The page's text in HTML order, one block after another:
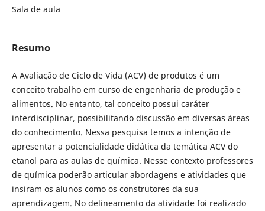
Sala de aula
Resumo
A Avaliação de Ciclo de Vida (ACV) de produtos é um
conceito trabalho em curso de engenharia de produção e
alimentos. No entanto, tal conceito possui caráter
interdisciplinar, possibilitando discussão em diversas áreas
do conhecimento. Nessa pesquisa temos a intenção de
apresentar a potencialidade didática da temática ACV do
etanol para as aulas de química. Nesse contexto professores
de química poderão articular abordagens e atividades que
insiram os alunos como os construtores da sua
aprendizagem. No delineamento da atividade foi realizado